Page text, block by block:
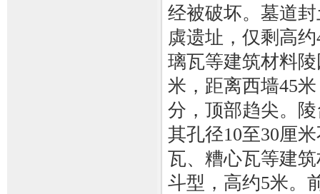
经被破坏。墓道
虡遗址，仅剩高
璃瓦等建筑材料
米，距离西墙45
分，顶部趋尖。
其孔径10至30厘
瓦、糟心瓦等建
斗型，高约5米。